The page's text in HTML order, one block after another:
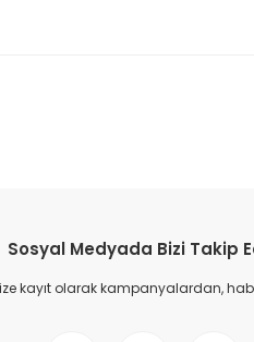
Sosyal Medyada Bizi Takip
kayıt olarak kampanyalardan,